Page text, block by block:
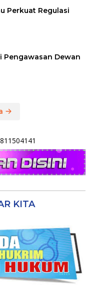
Perkuat Regulasi
Pengawasan Dewan
HUB. 0811504141
KITA